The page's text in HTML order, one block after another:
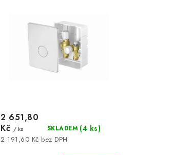
SKLADEM (4 ks)
2 191,60 Kč bez DPH
2 651,80
Kč / ks